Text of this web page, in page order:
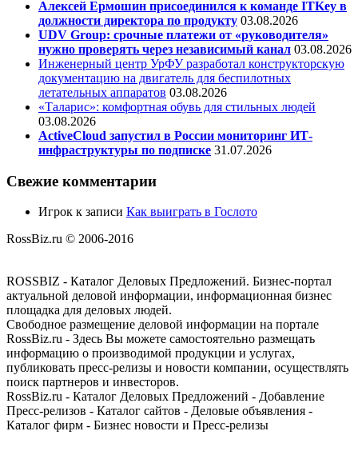
Алексей Ермошин присоединился к команде ITKey в
должности директора по продукту 03.08.2026
UDV Group: срочные платежи от «руководителя»
нужно проверять через независимый канал 03.08.2026
Инженерный центр УрФУ разработал конструкторскую
документацию на двигатель для беспилотных
летательных аппаратов 03.08.2026
«Таларис»: комфортная обувь для стильных людей
03.08.2026
ActiveCloud запустил в России мониторинг ИТ-
инфраструктуры по подписке 31.07.2026
Свежие комментарии
Игрок к записи Как выиграть в Гослото
RossBiz.ru © 2006-2016
ROSSBIZ - Каталог Деловых Предложений. Бизнес-портал
актуальной деловой информации, информационная бизнес
площадка для деловых людей.
Свободное размещение деловой информации на портале
RossBiz.ru - Здесь Вы можете самостоятельно размещать
информацию о производимой продукции и услугах,
публиковать пресс-релизы и новости компании, осуществлять
поиск партнеров и инвесторов.
RossBiz.ru - Каталог Деловых Предложений - Добавление
Пресс-релизов - Каталог сайтов - Деловые объявления -
Каталог фирм - Бизнес новости и Пресс-релизы